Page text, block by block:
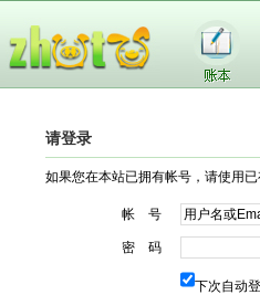
请登录
如果您在本站已拥有帐号，请使用
帐 号
密 码
下次自动